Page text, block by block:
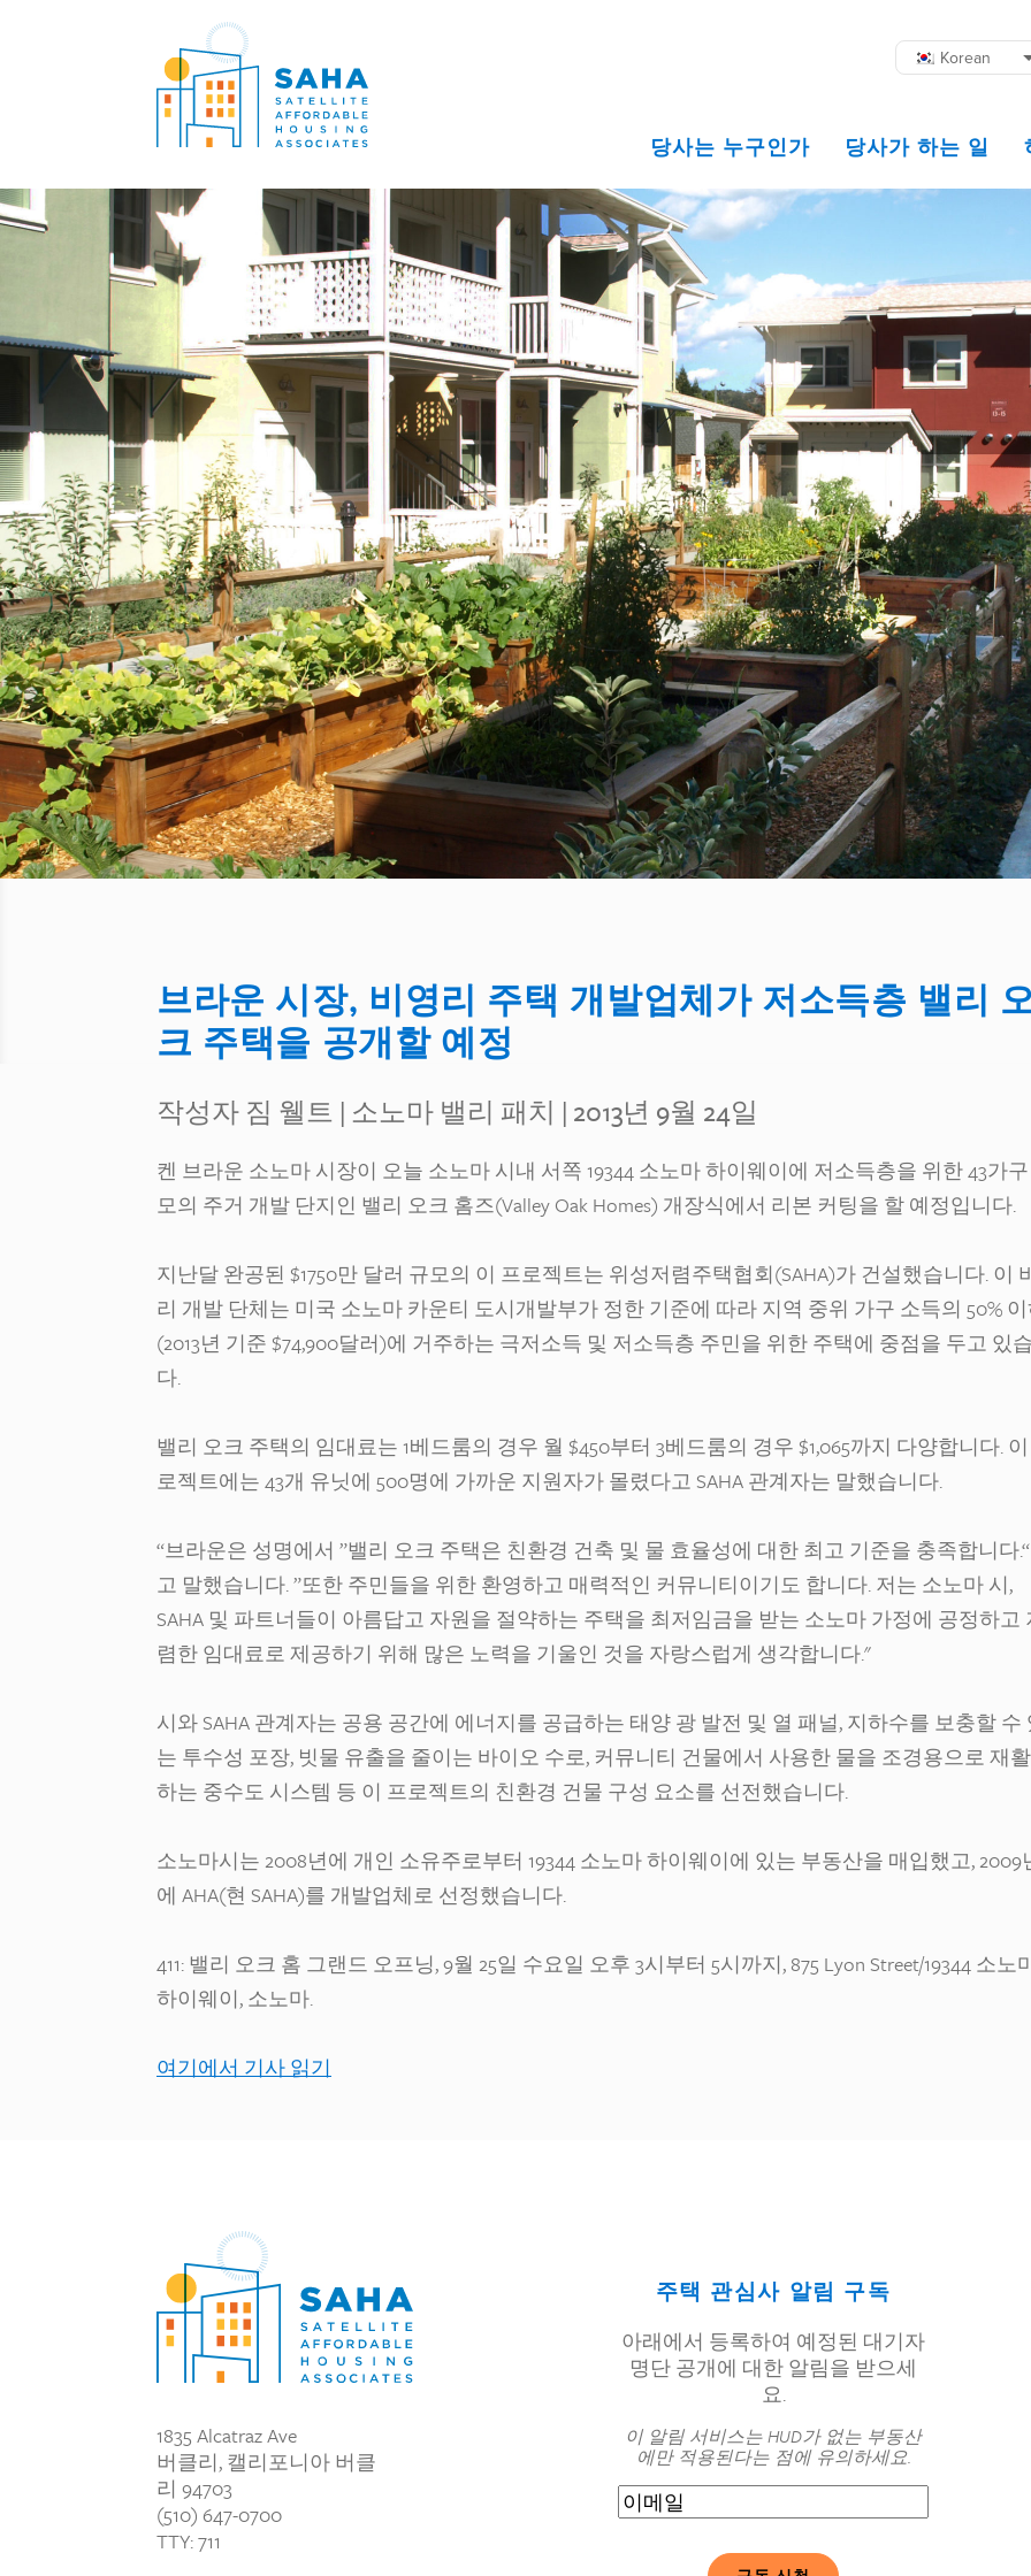
콘텐츠로 바로가기
Korean
당사는 누구인가 당사가 하는 일
브라운 시장, 비영리 주택 개발업체가 저소득층 밸리
크 주택을 공개할 예정
작성자 짐 웰트 | 소노마 밸리 패치 | 2013년 9월 24일
켄 브라운 소노마 시장이 오늘 소노마 시내 서쪽 19344 소노마 하이웨이에 저소득층을 위한 43가
모의 주거 개발 단지인 밸리 오크 홈즈(Valley Oak Homes) 개장식에서 리본 커팅을 할 예정입니다.
지난달 완공된 $1750만 달러 규모의 이 프로젝트는 위성저렴주택협회(SAHA)가 건설했습니다. 이
리 개발 단체는 미국 소노마 카운티 도시개발부가 정한 기준에 따라 지역 중위 가구 소득의 50%
(2013년 기준 $74,900달러)에 거주하는 극저소득 및 저소득층 주민을 위한 주택에 중점을 두고 있
다.
밸리 오크 주택의 임대료는 1베드룸의 경우 월 $450부터 3베드룸의 경우 $1,065까지 다양합니다.
로젝트에는 43개 유닛에 500명에 가까운 지원자가 몰렸다고 SAHA 관계자는 말했습니다.
“브라운은 성명에서 ”밸리 오크 주택은 친환경 건축 및 물 효율성에 대한 최고 기준을 충족합니다
고 말했습니다. ”또한 주민들을 위한 환영하고 매력적인 커뮤니티이기도 합니다. 저는 소노마 시,
SAHA 및 파트너들이 아름답고 자원을 절약하는 주택을 최저임금을 받는 소노마 가정에 공정하고
렴한 임대료로 제공하기 위해 많은 노력을 기울인 것을 자랑스럽게 생각합니다."
시와 SAHA 관계자는 공용 공간에 에너지를 공급하는 태양 광 발전 및 열 패널, 지하수를 보충할 수
는 투수성 포장, 빗물 유출을 줄이는 바이오 수로, 커뮤니티 건물에서 사용한 물을 조경용으로 재
하는 중수도 시스템 등 이 프로젝트의 친환경 건물 구성 요소를 선전했습니다.
소노마시는 2008년에 개인 소유주로부터 19344 소노마 하이웨이에 있는 부동산을 매입했고, 2009
에 AHA(현 SAHA)를 개발업체로 선정했습니다.
411: 밸리 오크 홈 그랜드 오프닝, 9월 25일 수요일 오후 3시부터 5시까지, 875 Lyon Street/19344 소노
하이웨이, 소노마.
여기에서 기사 읽기
1835 Alcatraz Ave
버클리, 캘리포니아 버클
리 94703
(510) 647-0700
TTY: 711
주택 관심사 알림 구독
아래에서 등록하여 예정된 대기자
명단 공개에 대한 알림을 받으세
요.
이 알림 서비스는 HUD가 없는 부동산
에만 적용된다는 점에 유의하세요.
이
메